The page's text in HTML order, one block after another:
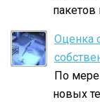
пакетов
Оценка
По
новых